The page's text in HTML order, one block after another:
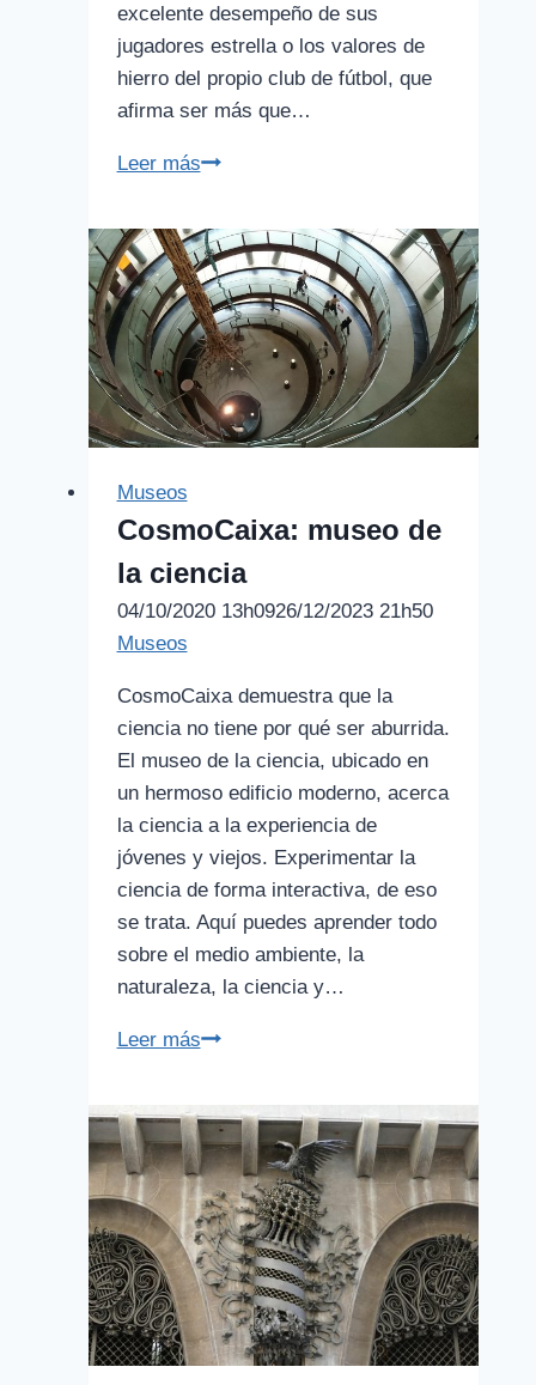
excelente desempeño de sus
jugadores estrella o los valores de
hierro del propio club de fútbol, que
afirma ser más que…
Leer másMuseo
FC
Barcelona
Museos
CosmoCaixa: museo de
la ciencia
04/10/2020 13h0926/12/2023 21h50
Museos
CosmoCaixa demuestra que la
ciencia no tiene por qué ser aburrida.
El museo de la ciencia, ubicado en
un hermoso edificio moderno, acerca
la ciencia a la experiencia de
jóvenes y viejos. Experimentar la
ciencia de forma interactiva, de eso
se trata. Aquí puedes aprender todo
sobre el medio ambiente, la
naturaleza, la ciencia y…
Leer másCosmoCaixa:
la
ciencia